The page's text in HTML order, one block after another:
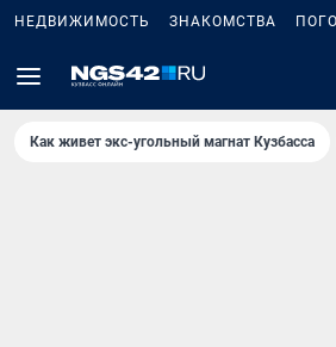
НЕДВИЖИМОСТЬ ЗНАКОМСТВА
Как живет экс-угольный магнат Кузбасса